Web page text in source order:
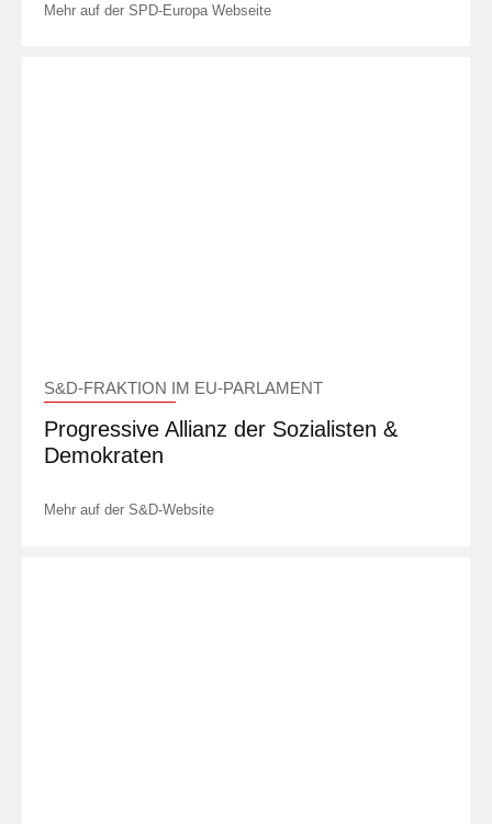
Mehr auf der SPD-Europa Webseite
S&D-FRAKTION IM EU-PARLAMENT
Progressive Allianz der Sozialisten &
Demokraten
Mehr auf der S&D-Website